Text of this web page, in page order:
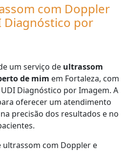
com Doppler
Diagnóstico por
um serviço de ultrassom
de mim em Fortaleza, com
Diagnóstico por Imagem. A
oferecer um atendimento
precisão dos resultados e no
ultrassom com Doppler e